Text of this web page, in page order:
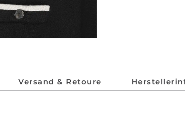
Versand & Retoure